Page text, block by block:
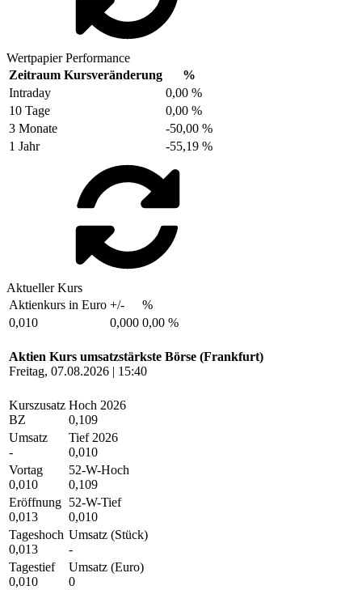
Wertpapier Performance
Zeitraum Kursveränderung
%
Intraday
0,00 %
10 Tage
0,00 %
3 Monate
-50,00 %
1 Jahr
-55,19 %
Aktueller Kurs
Aktienkurs in Euro +/-
%
0,010
0,000 0,00 %
Aktien Kurs umsatzstärkste Börse (Frankfurt)
Freitag, 07.08.2026 | 15:40
Kurszusatz
BZ
Hoch 2026
0,109
Umsatz
-
Tief 2026
0,010
Vortag
0,010
52-W-Hoch
0,109
Eröffnung
0,013
52-W-Tief
0,010
Tageshoch
0,013
Umsatz (Stück)
-
Tagestief
0,010
Umsatz (Euro)
0